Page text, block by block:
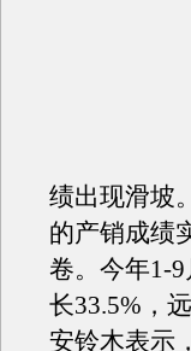
绩出现滑坡
的产销成绩
卷。今年1-
长33.5%，
安铃木表示